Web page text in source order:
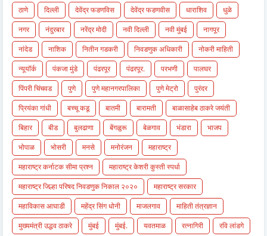
ठाणे दिल्ली देवेंद्र फडणविस देवेंद्र फडणवीस धाराशिव
धुळे
नगर
नंदुरबार नरेंद्र मोदी नवी दिल्ली नवी मुंबई
नागपूर
नांदेड
नाशिक नितीन गडकरी निवडणुक अधिकारी
नोकरी माहिती
न्यूयॉर्क
पंकजा मुंडे पंढरपूर पंढरपूर. परभणी
पालघर
पिंपरी चिंचवड
पुणे पुणे महानगरपालिका पुणे मेट्रो
पुरंदर
प्रियंका गांधी
बच्चू कडू बातमी बारामती
बाळासाहेब ठाकरे जयंती
बिहार
बीड बुलढाणा बेंगळुरू बेळगाव भंडारा
भाजप
भोपाळ
भोसरी मनसे मनोरंजन
महाराष्ट्र
महाराष्ट्र कर्नाटक सीमा प्रश्न
महाराष्ट्र केशरी कुस्ती स्पर्धा
महाराष्ट्र जिल्हा परिषद निवडणुक निकाल २०२०
महाराष्ट्र सरकार
महाविकास आघाडी
महेंद्र सिंग धोनी माजलगाव
माहिती तंत्रज्ञान
मुख्यमंत्री उद्धव ठाकरे
मुंबई मुंबई. यवतमाळ रत्नागिरी
रवि लांडगे